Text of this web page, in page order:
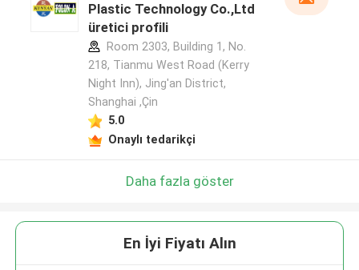
Plastic Technology Co.,Ltd
üretici profili
Room 2303, Building 1, No.
218, Tianmu West Road (Kerry
Night Inn), Jing'an District,
Shanghai ,Çin
5.0
Onaylı tedarikçi
Daha fazla göster
En İyi Fiyatı Alın